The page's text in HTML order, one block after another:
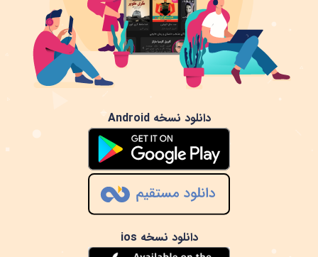
دانلود نسخه Android
دانلود نسخه ios